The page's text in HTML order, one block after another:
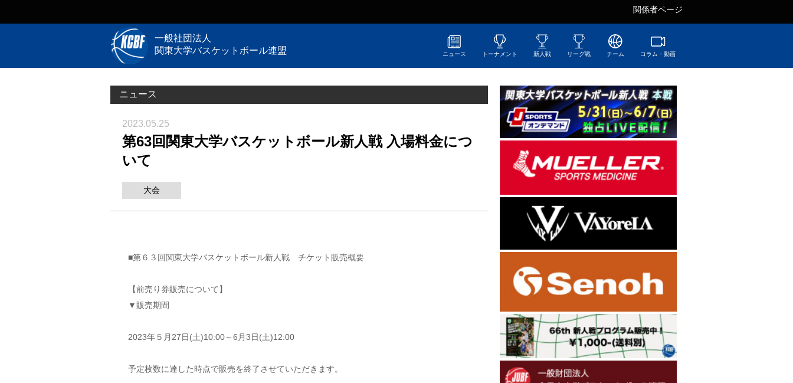
関係者ページ
一般社団法人
関東大学バスケットボール連盟
ニュース トーナメント 新人戦 リーグ戦 チーム コラム・動画
ニュース
2023.05.25
第63回関東大学バスケットボール新人戦 入場料金につ
いて
大会
■第６３回関東大学バスケットボール新人戦 チケット販売概要
【前売り券販売について】
▼販売期間
2023年５月27日(土)10:00～6月3日(土)12:00
予定枚数に達した時点で販売を終了させていただきます。